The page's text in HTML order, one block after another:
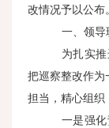
改情况予以公布
一、领导
为扎实
把巡察整改作为
担当，精心组织
一是强